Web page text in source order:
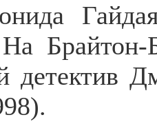
детектив